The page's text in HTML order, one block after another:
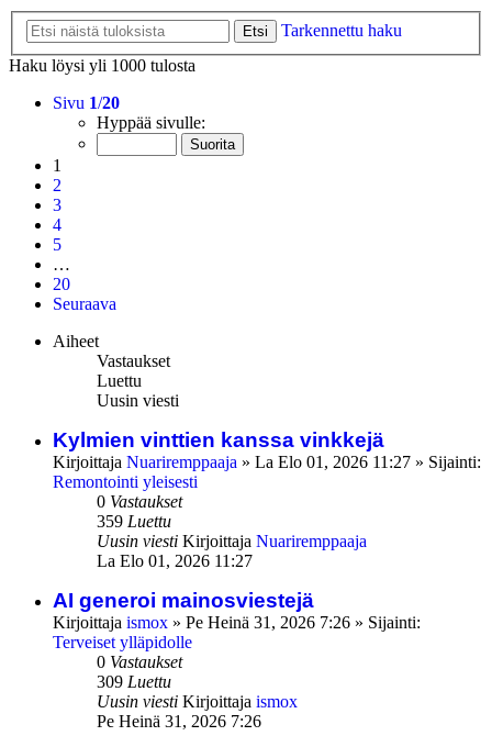
Etsi
Tarkennettu haku
Haku löysi yli 1000 tulosta
Sivu 1/20
Hyppää sivulle:
1
2
3
4
5
…
20
Seuraava
Aiheet
Vastaukset
Luettu
Uusin viesti
Kylmien vinttien kanssa vinkkejä
Kirjoittaja Nuariremppaaja » La Elo 01, 2026 11:27 » Sijainti:
Remontointi yleisesti
0 Vastaukset
359 Luettu
Uusin viesti Kirjoittaja Nuariremppaaja
La Elo 01, 2026 11:27
AI generoi mainosviestejä
Kirjoittaja ismox » Pe Heinä 31, 2026 7:26 » Sijainti:
Terveiset ylläpidolle
0 Vastaukset
309 Luettu
Uusin viesti Kirjoittaja ismox
Pe Heinä 31, 2026 7:26